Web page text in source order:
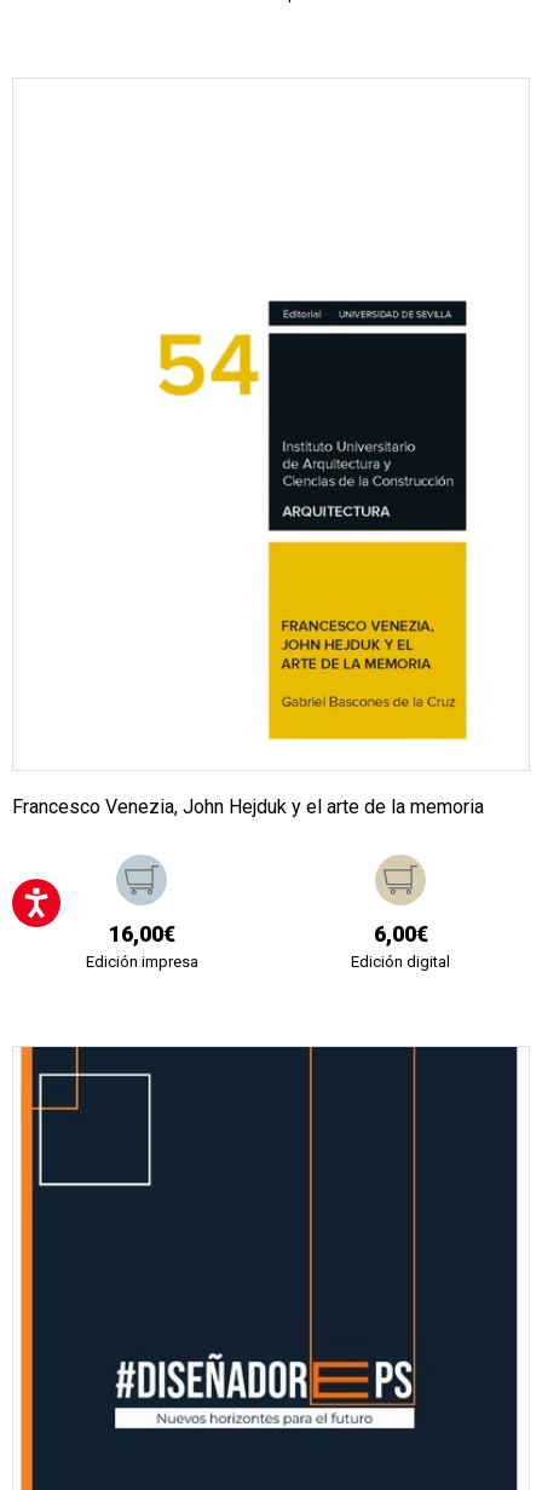
Francesco Venezia, John Hejduk y el arte de la memoria
16,00€
Edición impresa
6,00€
Edición digital